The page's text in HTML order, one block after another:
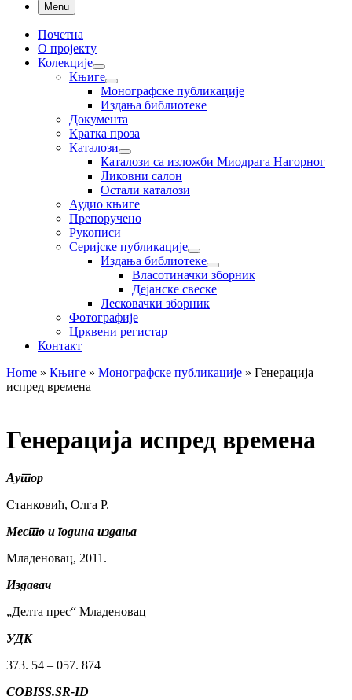
Menu
Почетна
О пројекту
Колекције
Књиге
Монографске публикације
Издања библиотеке
Документа
Кратка проза
Каталози
Каталози са изложби Миодрага Нагорног
Ликовни салон
Остали каталози
Аудио књиге
Препоручено
Рукописи
Серијске публикације
Издања библиотеке
Власотиначки зборник
Дејанске свеске
Лесковачки зборник
Фотографије
Црквени регистар
Контакт
Home » Књиге » Монографске публикације » Генерација
испред времена
Генерација испред времена
Аутор
Станковић, Олга Р.
Место и година издања
Младеновац, 2011.
Издавач
„Делта прес“ Младеновац
УДК
373. 54 – 057. 874
COBISS.SR-ID